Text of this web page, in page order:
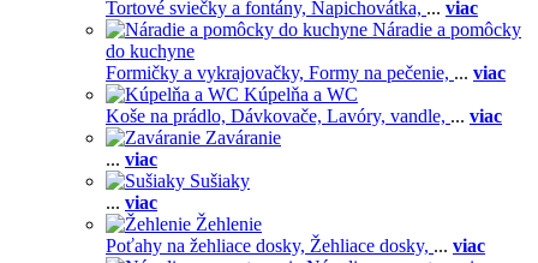
Tortové sviečky a fontány, Napichovátka, ... viac
Náradie a pomôcky
do kuchyne
Formičky a vykrajovačky, Formy na pečenie, ... viac
Kúpelňa a WC
Koše na prádlo, Dávkovače, Lavóry, vandle, ... viac
Zaváranie
... viac
Sušiaky
... viac
Žehlenie
Poťahy na žehliace dosky, Žehliace dosky, ... viac